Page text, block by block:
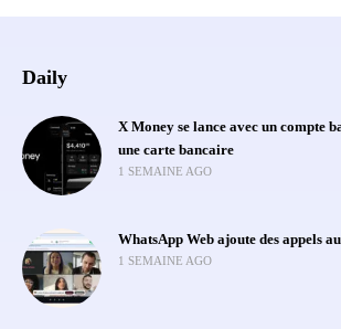
Daily
X Money se lance avec un compte
une carte bancaire
1 SEMAINE AGO
WhatsApp Web ajoute des appels
1 SEMAINE AGO